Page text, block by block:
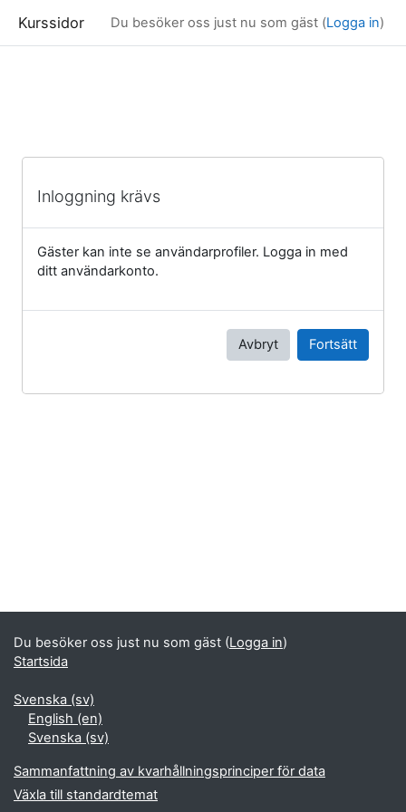
Kurssidor Du besöker oss just nu som gäst (Logga in)
Inloggning krävs
Gäster kan inte se användarprofiler. Logga in med
ditt användarkonto.
Avbryt Fortsätt
Du besöker oss just nu som gäst (Logga in)
Startsida
Svenska ‎(sv)‎
English ‎(en)‎
Svenska ‎(sv)‎
Sammanfattning av kvarhållningsprinciper för data
Växla till standardtemat